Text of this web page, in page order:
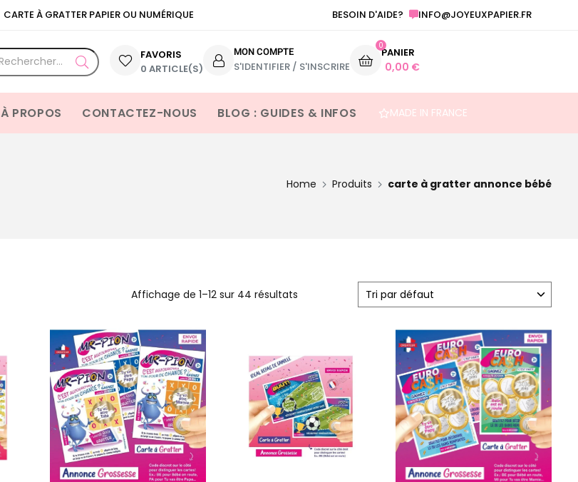
CARTE À GRATTER PAPIER OU NUMÉRIQUE ANNONCE GROSSESSE ET AUTRE FESTIVITÉ
BESOIN D'AIDE? INFO@JOYEUXPAPIER.FR
OPEN SEARCH
FAVORIS
0 ARTICLE(S)
MON COMPTE
S'IDENTIFIER / S'INSCRIRE
0
PANIER
0,00 €
À PROPOS CONTACTEZ-NOUS BLOG : GUIDES & INFOS MADE IN FRANCE
Home Produits carte à gratter annonce bébé
Affichage de 1–12 sur 44 résultats